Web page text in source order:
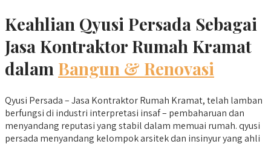
Keahlian Qyusi Persada Sebagai
Jasa Kontraktor Rumah Kramat
dalam Bangun & Renovasi
Qyusi Persada – Jasa Kontraktor Rumah Kramat, telah lamban
berfungsi di industri interpretasi insaf – pembaharuan dan
menyandang reputasi yang stabil dalam memuai rumah. qyusi
persada menyandang kelompok arsitek dan insinyur yang ahli